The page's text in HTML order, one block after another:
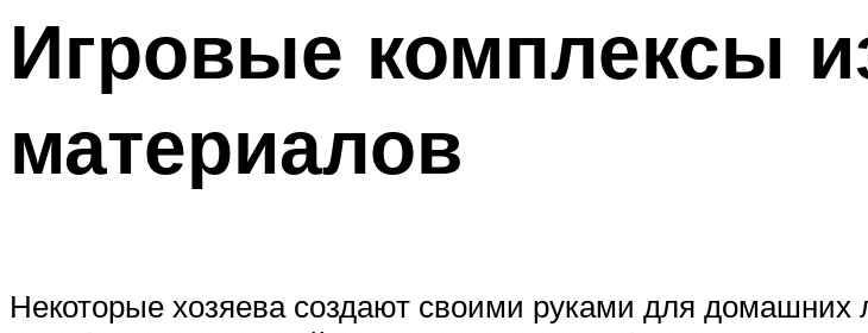
Игровые комплексы
материалов
Некоторые хозяева создают своими руками для